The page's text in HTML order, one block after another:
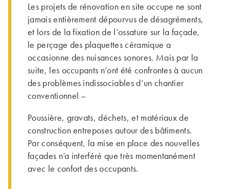
Les projets de rénovation en site occupe ne sont
jamais entièrement dépourvus de désagréments,
et lors de la fixation de l’ossature sur la façade,
le perçage des plaquettes céramique a
occasionne des nuisances sonores. Mais par la
suite, les occupants n’ont été confrontes à aucun
des problèmes indissociables d’un chantier
conventionnel –
Poussière, gravats, déchets, et matériaux de
construction entreposes autour des bâtiments.
Par conséquent, la mise en place des nouvelles
façades n’a interféré que très momentanément
avec le confort des occupants.